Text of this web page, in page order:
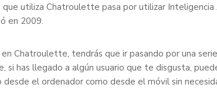
utiliza Chatroulette pasa por utilizar
en 2009.
Chatroulette, tendrás que ir pasando por una
si has llegado a algún usuario que te disgusta,
el ordenador como desde el móvil sin